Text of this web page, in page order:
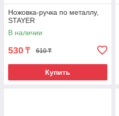
Ножовка-ручка по металлу,
STAYER
В наличии
530 ₸ 610 ₸
Купить